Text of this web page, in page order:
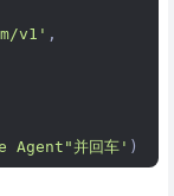
v1' ,
Agent"并回车' )